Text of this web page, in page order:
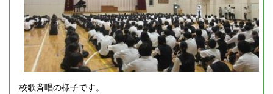
校歌斉唱の様子です。